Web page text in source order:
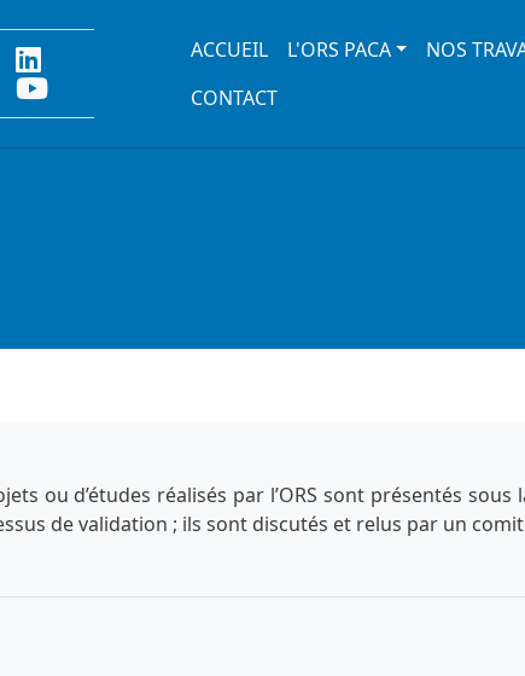
Main navigation
ACCUEIL L'ORS PACA NOS
CONTACT
ou d’études réalisés par l’ORS sont présentés
de validation ; ils sont discutés et relus par un